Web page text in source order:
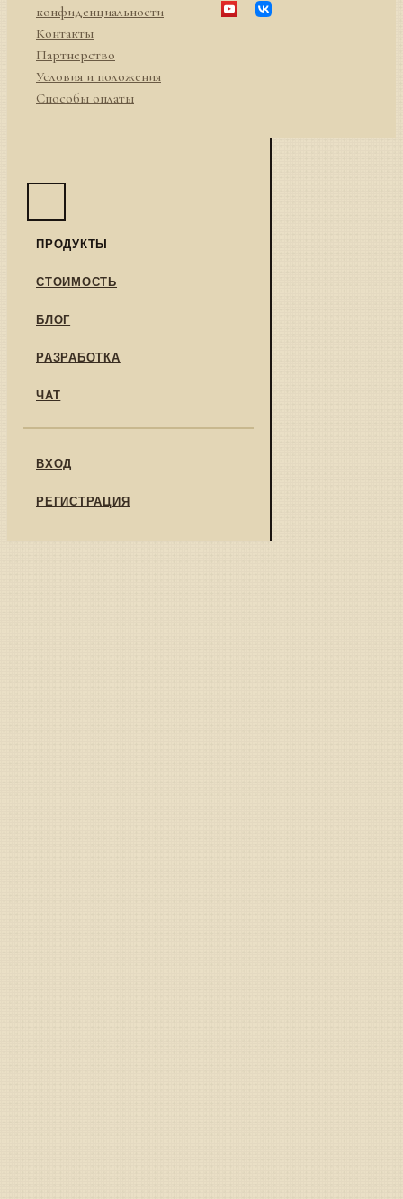
конфиденциальности
Контакты
Партнерство
Условия и положения
Способы оплаты
ПРОДУКТЫ
СТОИМОСТЬ
БЛОГ
РАЗРАБОТКА
ЧАТ
ВХОД
РЕГИСТРАЦИЯ